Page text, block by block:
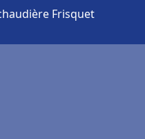
Frisquet